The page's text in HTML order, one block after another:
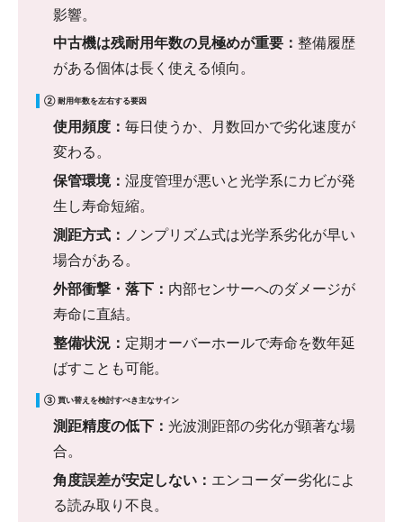
影響。
中古機は残耐用年数の見極めが重要： 整備履歴
がある個体は長く使える傾向。
② 耐用年数を左右する要因
使用頻度： 毎日使うか、月数回かで劣化速度が
変わる。
保管環境： 湿度管理が悪いと光学系にカビが発
生し寿命短縮。
測距方式： ノンプリズム式は光学系劣化が早い
場合がある。
外部衝撃・落下： 内部センサーへのダメージが
寿命に直結。
整備状況： 定期オーバーホールで寿命を数年延
ばすことも可能。
③ 買い替えを検討すべき主なサイン
測距精度の低下： 光波測距部の劣化が顕著な場
合。
角度誤差が安定しない： エンコーダー劣化によ
る読み取り不良。